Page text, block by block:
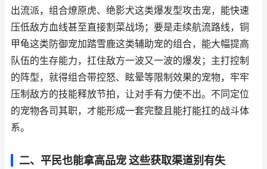
出流派，组合燎原虎、绝影犬这类爆发型攻击宠，能快速
压低敌方血线甚至直接割菜战场；要是走续航流路线，铜
甲龟这类防御宠加踏雪鹿这类辅助宠的组合，能大幅提高
队伍的生存能力，扛住敌方一波又一波的爆发；主打控制
的阵型，就得组合带控怒、眩晕等限制效果的宠物，牢牢
压制敌方的技能释放节拍，让对手有力使不出。不同定位
的宠物各司其职，才能形成一套完整且能打能扛的战斗体
系。
二、平民也能拿高品宠 这些获取渠道别有失